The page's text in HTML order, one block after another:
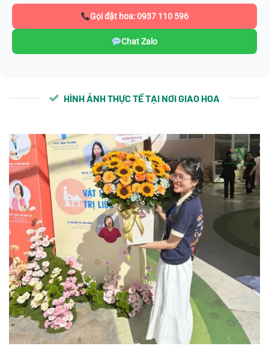
Gọi đặt hoa: 0937 110 596
Chat Zalo
HÌNH ẢNH THỰC TẾ TẠI NƠI GIAO HOA